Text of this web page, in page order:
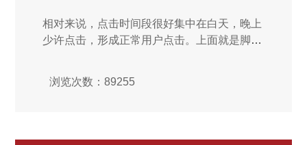
相对来说，点击时间段很好集中在白天，晚上
少许点击，形成正常用户点击。上面就是脚本
不同，所以一般来说排名很好是前三十名开始
何效果有些好有些不好呢，其实说到底就在于
浏览次数：89255